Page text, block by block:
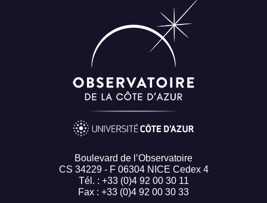
Boulevard de l’Observatoire
CS 34229 - F 06304 NICE Cedex 4
Tél. : +33 (0)4 92 00 30 11
Fax : +33 (0)4 92 00 30 33